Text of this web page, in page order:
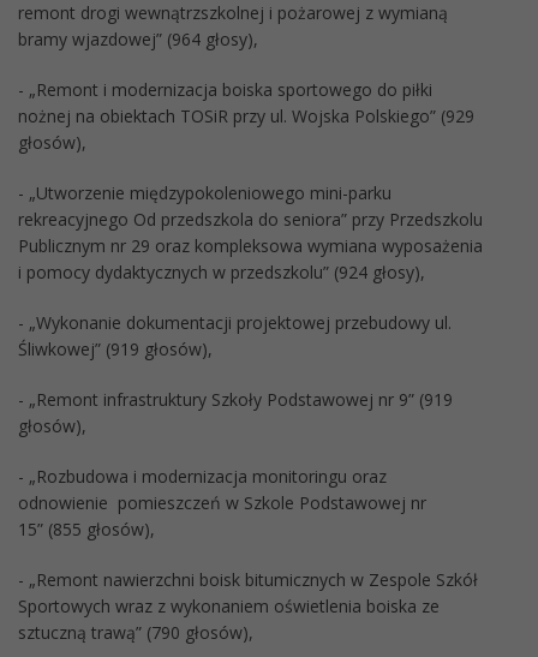
remont drogi wewnątrzszkolnej i pożarowej z wymianą
bramy wjazdowej” (964 głosy),
- „Remont i modernizacja boiska sportowego do piłki
nożnej na obiektach TOSiR przy ul. Wojska Polskiego” (929
głosów),
- „Utworzenie międzypokoleniowego mini-parku
rekreacyjnego Od przedszkola do seniora” przy Przedszkolu
Publicznym nr 29 oraz kompleksowa wymiana wyposażenia
i pomocy dydaktycznych w przedszkolu” (924 głosy),
- „Wykonanie dokumentacji projektowej przebudowy ul.
Śliwkowej” (919 głosów),
- „Remont infrastruktury Szkoły Podstawowej nr 9” (919
głosów),
- „Rozbudowa i modernizacja monitoringu oraz
odnowienie pomieszczeń w Szkole Podstawowej nr
15” (855 głosów),
- „Remont nawierzchni boisk bitumicznych w Zespole Szkół
Sportowych wraz z wykonaniem oświetlenia boiska ze
sztuczną trawą” (790 głosów),